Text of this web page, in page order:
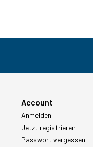
Account
Anmelden
Jetzt registrieren
Passwort vergessen